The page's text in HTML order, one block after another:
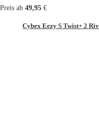
Preis ab 49,95 €
Cybex Eezy S Twist+ 2